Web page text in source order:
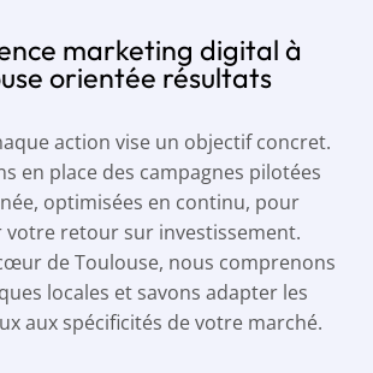
marketing digital à
orientée résultats
action vise un objectif concret.
en place des campagnes pilotées
optimisées en continu, pour
votre retour sur investissement.
de Toulouse, nous comprenons
locales et savons adapter les
aux spécificités de votre marché.